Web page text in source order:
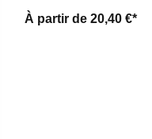
À partir de 20,40 €*